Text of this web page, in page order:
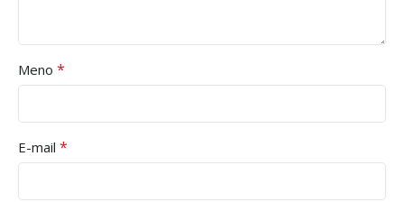
Meno *
E-mail *